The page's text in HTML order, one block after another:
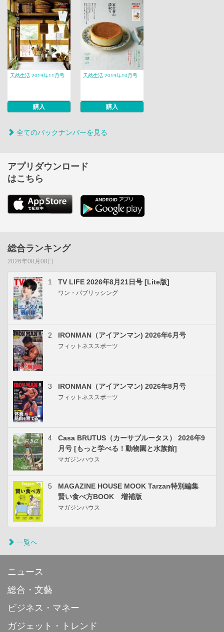
天然生活 2019年11月号
購入
天然生活 2019年10月号
購入
全てのバックナンバーを見る
アプリダウンロード
はこちら
総合ランキング
2026年08月08日
1 TV LIFE 2026年8月21日号 [Lite版]
ワン・パブリッシング
2 IRONMAN（アイアンマン) 2026年6月号
フィットネススポーツ
3 IRONMAN（アイアンマン) 2026年8月号
フィットネススポーツ
4
Casa BRUTUS（カーサブルータス） 2026年9
月号 [もっと学べる！動物園と水族館]
マガジンハウス
5
MAGAZINE HOUSE MOOK Tarzan特別編集
賢い食べ方BOOK 増補版
マガジンハウス
一覧へ
ニュース
総合・文藝
ビジネス・マネー
ガジェット・トレンド